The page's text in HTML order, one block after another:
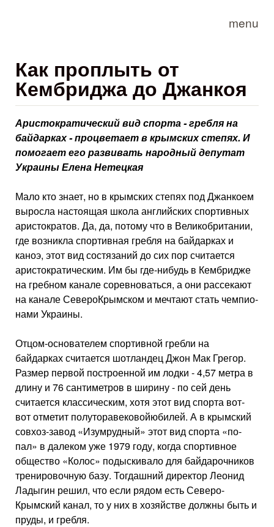
menu
Как проплыть от
Кембриджа до Джанкоя
Аристократический вид спорта - гребля на
байдарках - процветает в крымских степях. И
помогает его развивать народный депутат
Украины Елена Нетецкая
Мало кто знает, но в крымских сте­пях под Джанкоем
выросла настоя­щая школа английских спортивных
аристократов. Да, да, потому что в Великобритании,
где возникла спортивная гребля на байдарках и
каноэ, этот вид состязаний до сих пор считается
аристократическим. Им бы где-нибудь в Кембридже
на гребном канале соревноваться, а они рассекают
на канале Северо­Крымском и мечтают стать чемпио­
нами Украины.
Отцом-основателем спортивной гребли на
байдарках считается шот­ландец Джон Мак Грегор.
Размер первой построенной им лодки - 4,57 метра в
длину и 76 сантиметров в ширину - по сей день
считается классическим, хотя этот вид спорта вот-
вот отметит полуторавековойюбилей. А в крымский
совхоз-завод «Изумрудный» этот вид спорта «по­
пал» в далеком уже 1979 году, когда спортивное
общество «Колос» поды­скивало для байдарочников
трени­ровочную базу. Тогдашний директор Леонид
Ладыгин решил, что если рядом есть Северо-
Крымский канал, то у них в хозяйстве должны быть и
пруды, и гребля.